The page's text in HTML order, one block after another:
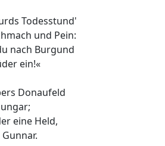
Todesstund'
und Pein:
nach Burgund
ein!«
Donaufeld
eine Held,